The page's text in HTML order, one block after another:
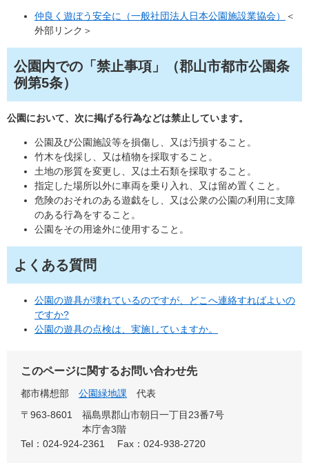
仲良く遊ぼう安全に（一般社団法人日本公園施設業協会）
＜
外部リンク＞
公園内での「禁止事項」（郡山市都市公園条
例第5条）
公園において、次に掲げる行為などは禁止しています。
公園及び公園施設等を損傷し、又は汚損すること。
竹木を伐採し、又は植物を採取すること。
土地の形質を変更し、又は土石類を採取すること。
指定した場所以外に車両を乗り入れ、又は留め置くこと。
危険のおそれのある遊戯をし、又は公衆の公園の利用に支障
のある行為をすること。
公園をその用途外に使用すること。
よくある質問
公園の遊具が壊れているのですが、どこへ連絡すればよいの
ですか?
公園の遊具の点検は、実施していますか。
このページに関するお問い合わせ先
都市構想部 公園緑地課
代表
〒963-8601
福島県郡山市朝日一丁目23番7号
本庁舎3階
Tel：024-924-2361
Fax：024-938-2720